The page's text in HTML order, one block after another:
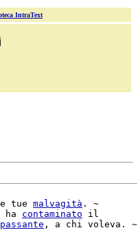
IntraText
tue malvagità . ~
ha contaminato il
passante , a chi voleva. ~